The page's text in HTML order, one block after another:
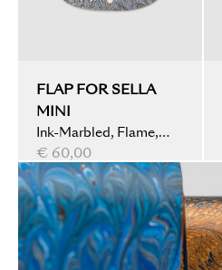
FLAP FOR SELLA
MINI
Ink-Marbled, Flame,
Olive
€ 60,00